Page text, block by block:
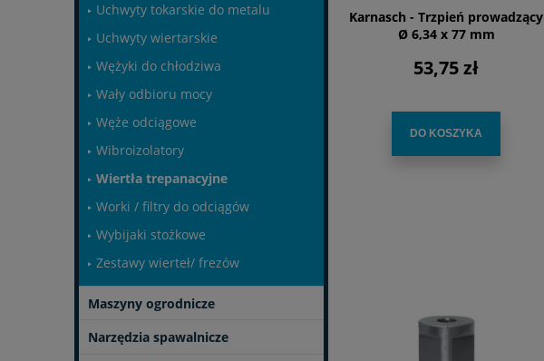
Uchwyty tokarskie do metalu
Uchwyty wiertarskie
Wężyki do chłodziwa
Wały odbioru mocy
Węże odciągowe
Wibroizolatory
Wiertła trepanacyjne
Worki / filtry do odciągów
Wybijaki stożkowe
Zestawy wierteł/ frezów
Maszyny ogrodnicze
Narzędzia spawalnicze
Karnasch - Trzpień prowadzący
Ø 6,34 x 77 mm
53,75 zł
DO KOSZYKA